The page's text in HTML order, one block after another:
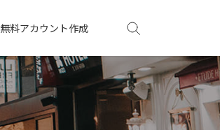
無料アカウント作成